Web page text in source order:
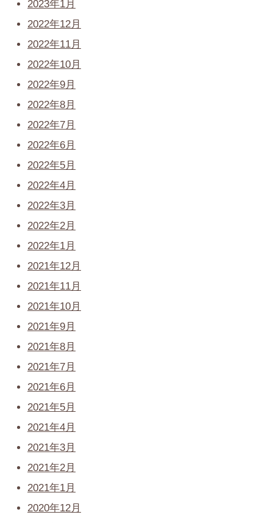
2023年1月
2022年12月
2022年11月
2022年10月
2022年9月
2022年8月
2022年7月
2022年6月
2022年5月
2022年4月
2022年3月
2022年2月
2022年1月
2021年12月
2021年11月
2021年10月
2021年9月
2021年8月
2021年7月
2021年6月
2021年5月
2021年4月
2021年3月
2021年2月
2021年1月
2020年12月